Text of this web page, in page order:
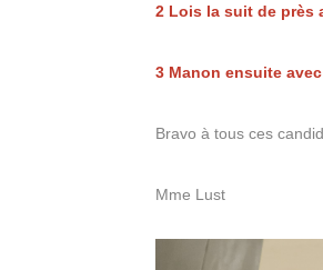
2 Lois la suit de près
3 Manon ensuite
Bravo à tous ces
Mme Lust